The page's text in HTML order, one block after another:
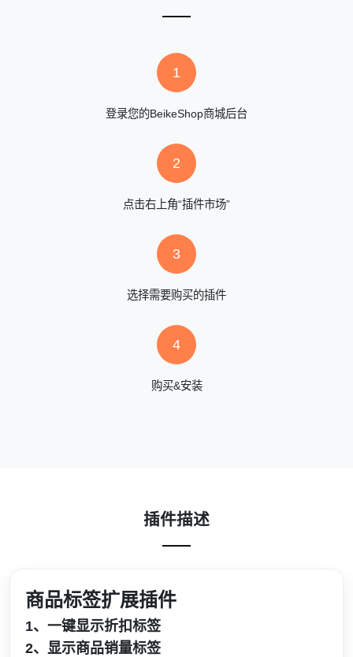
1
登录您的BeikeShop商城后台
2
点击右上角“插件市场”
3
选择需要购买的插件
4
购买&安装
插件描述
商品标签扩展插件
1、一键显示折扣标签
2、显示商品销量标签